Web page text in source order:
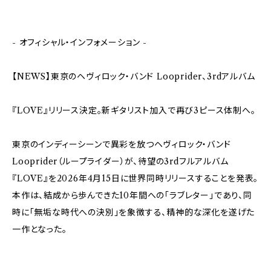
- オフィシャル・インフォメーション -
【NEWS】東京のヘヴィロック・バンド Looprider、3rdアルバム
『LOVE』リリース決定。新ギタリスト加入で再び3ピース体制へ。
東京のインディーシーンで異彩を放つヘヴィロック・バンド
Looprider（ループライダー）が、待望の3rdフルアルバム
『LOVE』を2026年4月15日に世界同時リリースすることを発表。
本作は、結成から歩んできた10年間への「ラブレター」であり、同
時に「無垢な時代への決別」を象徴する、精神的な深化を遂げた
一作となった。